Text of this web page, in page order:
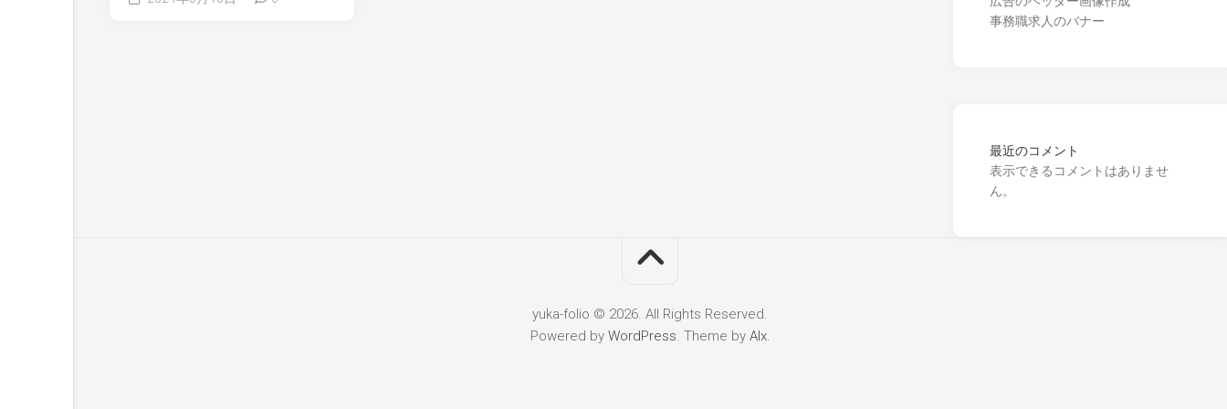
事務職求人のバナー
最近のコメント
表示できるコメントはありませ
ん。
yuka-folio © 2026. All Rights Reserved.
Powered by WordPress. Theme by Alx.